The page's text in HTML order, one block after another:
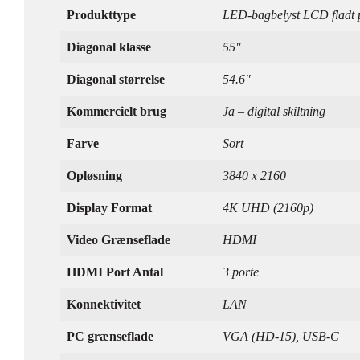
Produkttype LED-bagbelyst LCD fladt
Diagonal klasse 55"
Diagonal størrelse 54.6"
Kommercielt brug Ja – digital skiltning
Farve Sort
Opløsning 3840 x 2160
Display Format 4K UHD (2160p)
Video Grænseflade HDMI
HDMI Port Antal 3 porte
Konnektivitet LAN
PC grænseflade VGA (HD-15), USB-C